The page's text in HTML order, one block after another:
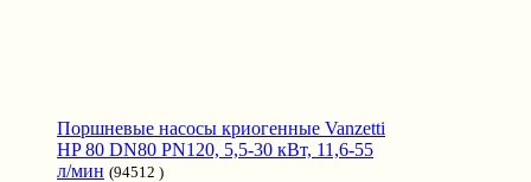
Поршневые насосы криогенные Vanzetti
HP 80 DN80 PN120, 5,5-30 кВт, 11,6-55
л/мин (94512 )